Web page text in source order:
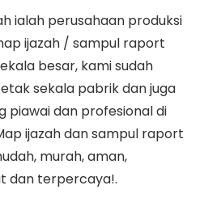
ialah perusahaan produksi
ijazah / sampul raport
besar, kami sudah
sekala pabrik dan juga
piawai dan profesional di
ijazah dan sampul raport
murah, aman,
dan terpercaya!.